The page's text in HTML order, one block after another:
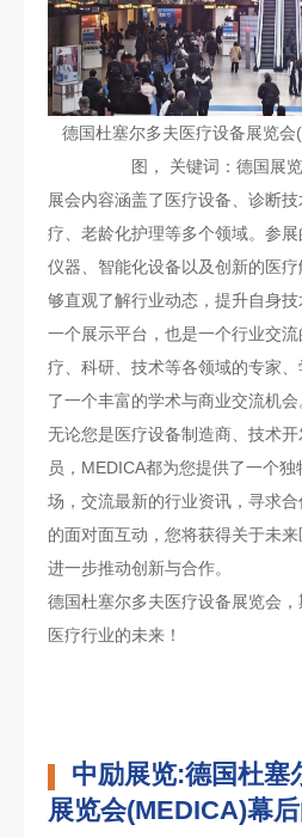
德国杜塞尔多夫医疗设备展览
图， 关键词：德国展
展会内容涵盖了医疗设备、诊断
疗、老龄化护理等多个领域。参
仪器、智能化设备以及创新的医
够直观了解行业动态，提升自身
一个展示平台，也是一个行业交
疗、科研、技术等各领域的专家
了一个丰富的学术与商业交流机会
无论您是医疗设备制造商、技术
员，MEDICA都为您提供了一个
场，交流最新的行业资讯，寻求
的面对面互动，您将获得关于未来
进一步推动创新与合作。
德国杜塞尔多夫医疗设备展览会
医疗行业的未来！
中励展览:‌德国杜塞
展览会(MEDICA)幕